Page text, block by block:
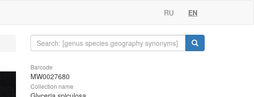
RU EN
Barcode
MW0027680
Collection name